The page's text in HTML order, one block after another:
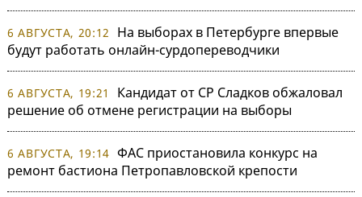
6 АВГУСТА, 20:12
На выборах в Петербурге впервые
будут работать онлайн-сурдопереводчики
6 АВГУСТА, 19:21
Кандидат от СР Сладков обжаловал
решение об отмене регистрации на выборы
6 АВГУСТА, 19:14 ФАС приостановила конкурс на
ремонт бастиона Петропавловской крепости